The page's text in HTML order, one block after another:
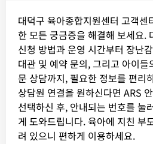
대덕구 육아종합지원센터 고객센
한 모든 궁금증을 해결해 보세요.
신청 방법과 운영 시간부터 장난
대관 및 예약 문의, 그리고 아이
문 상담까지, 필요한 정보를 편리
상담원 연결을 원하신다면 ARS
선택하신 후, 안내되는 번호를 눌
게 도와드립니다. 육아에 지친 부
려 있으니 편하게 이용하세요.